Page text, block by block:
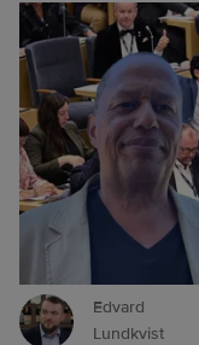
Edvard
Lundkvist